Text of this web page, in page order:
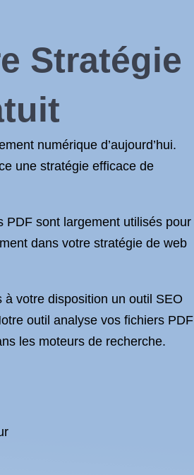
Stratégie
numérique d’aujourd’hui.
une stratégie efficace de
PDF sont largement utilisés pour
dans votre stratégie de web
votre disposition un outil SEO
outil analyse vos fichiers PDF
les moteurs de recherche.